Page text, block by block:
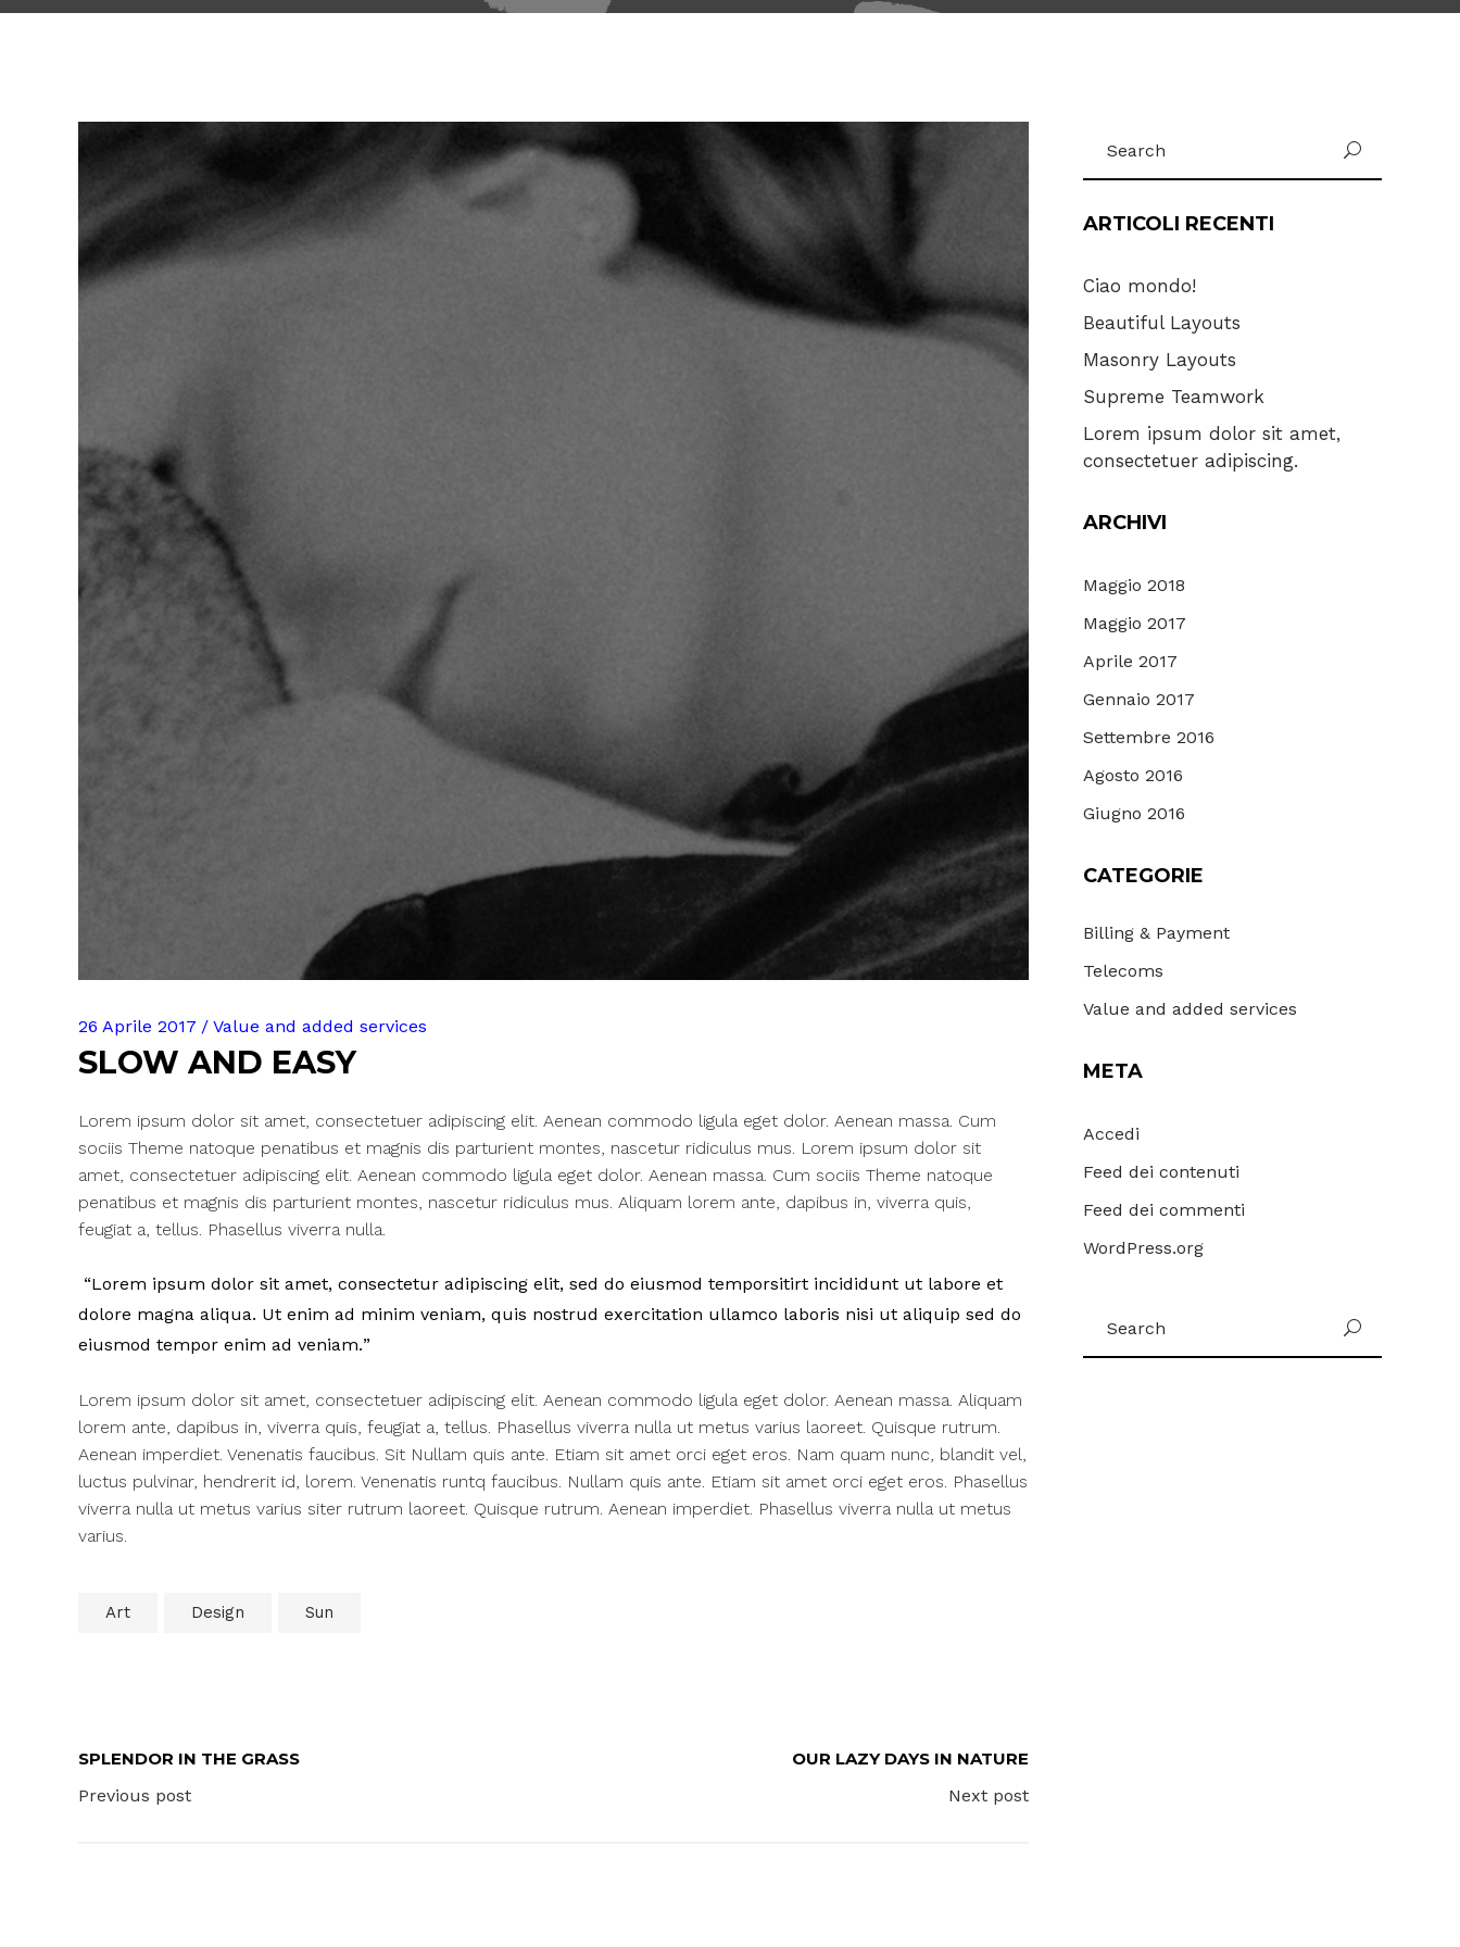
26 Aprile 2017 Value and added services
SLOW AND EASY
Lorem ipsum dolor sit amet, consectetuer adipiscing elit. Aenean commodo ligula eget dolor. Aenean massa. Cum
sociis Theme natoque penatibus et magnis dis parturient montes, nascetur ridiculus mus. Lorem ipsum dolor sit
amet, consectetuer adipiscing elit. Aenean commodo ligula eget dolor. Aenean massa. Cum sociis Theme natoque
penatibus et magnis dis parturient montes, nascetur ridiculus mus. Aliquam lorem ante, dapibus in, viverra quis,
feugiat a, tellus. Phasellus viverra nulla.
Lorem ipsum dolor sit amet, consectetur adipiscing elit, sed do eiusmod temporsitirt incididunt ut labore et
dolore magna aliqua. Ut enim ad minim veniam, quis nostrud exercitation ullamco laboris nisi ut aliquip sed do
eiusmod tempor enim ad veniam.
Lorem ipsum dolor sit amet, consectetuer adipiscing elit. Aenean commodo ligula eget dolor. Aenean massa. Aliquam
lorem ante, dapibus in, viverra quis, feugiat a, tellus. Phasellus viverra nulla ut metus varius laoreet. Quisque rutrum.
Aenean imperdiet. Venenatis faucibus. Sit Nullam quis ante. Etiam sit amet orci eget eros. Nam quam nunc, blandit vel,
luctus pulvinar, hendrerit id, lorem. Venenatis runtq faucibus. Nullam quis ante. Etiam sit amet orci eget eros. Phasellus
viverra nulla ut metus varius siter rutrum laoreet. Quisque rutrum. Aenean imperdiet. Phasellus viverra nulla ut metus
varius.
Art Design Sun
SPLENDOR IN THE GRASS
Previous post
OUR LAZY DAYS IN NATURE
Next post
for:
ARTICOLI RECENTI
Ciao mondo!
Beautiful Layouts
Masonry Layouts
Supreme Teamwork
Lorem ipsum dolor sit amet,
consectetuer adipiscing.
ARCHIVI
Maggio 2018
Maggio 2017
Aprile 2017
Gennaio 2017
Settembre 2016
Agosto 2016
Giugno 2016
CATEGORIE
Billing & Payment
Telecoms
Value and added services
META
Accedi
Feed dei contenuti
Feed dei commenti
WordPress.org
for: